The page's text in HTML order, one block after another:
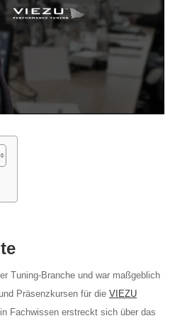
Tuning-Branche und war maßgeblich
Präsenzkursen für die VIEZU
Fachwissen erstreckt sich über das